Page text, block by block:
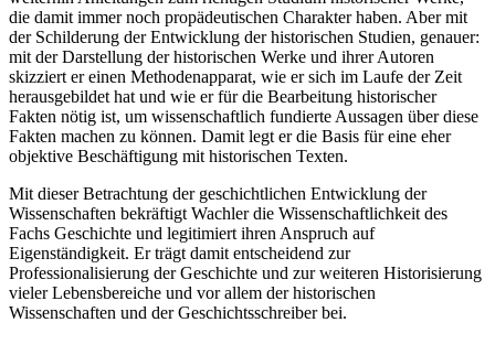
die damit immer noch propädeutischen Charakter haben. Aber mit
der Schilderung der Entwicklung der historischen Studien, genauer:
mit der Darstellung der historischen Werke und ihrer Autoren
skizziert er einen Methodenapparat, wie er sich im Laufe der Zeit
herausgebildet hat und wie er für die Bearbeitung historischer
Fakten nötig ist, um wissenschaftlich fundierte Aussagen über diese
Fakten machen zu können. Damit legt er die Basis für eine eher
objektive Beschäftigung mit historischen Texten.
Mit dieser Betrachtung der geschichtlichen Entwicklung der
Wissenschaften bekräftigt Wachler die Wissenschaftlichkeit des
Fachs Geschichte und legitimiert ihren Anspruch auf
Eigenständigkeit. Er trägt damit entscheidend zur
Professionalisierung der Geschichte und zur weiteren Historisierung
vieler Lebensbereiche und vor allem der historischen
Wissenschaften und der Geschichtsschreiber bei.